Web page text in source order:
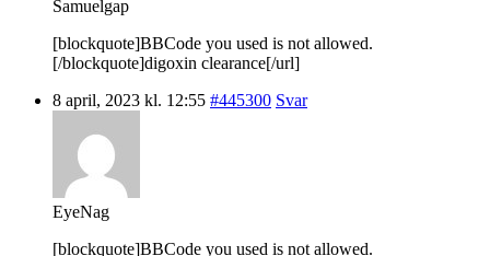
Samuelgap
[blockquote]BBCode you used is not allowed.
[/blockquote]digoxin clearance[/url]
8 april, 2023 kl. 12:55 #445300 Svar
EyeNag
[blockquote]BBCode you used is not allowed.